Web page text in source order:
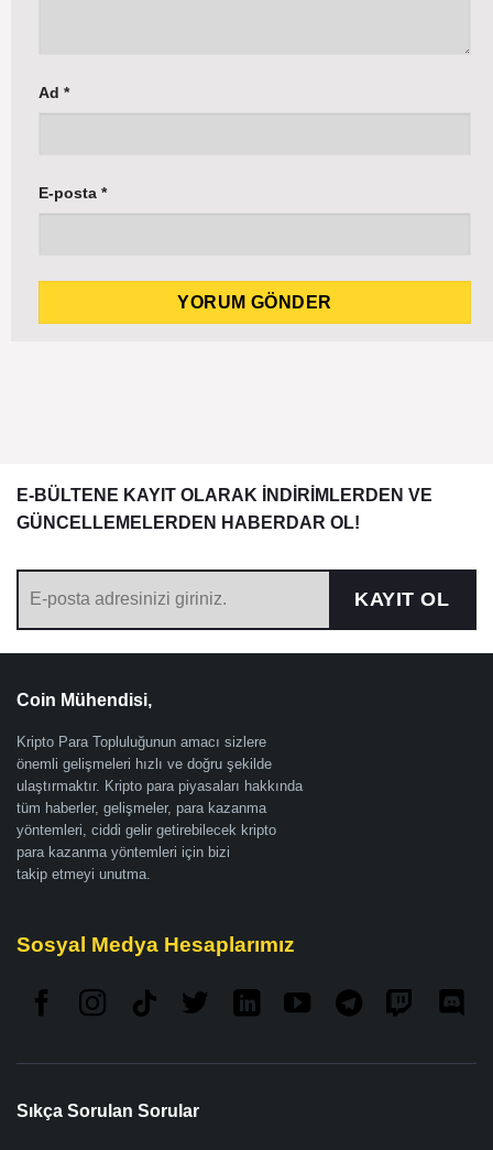
Ad *
E-posta *
E-BÜLTENE KAYIT OLARAK İNDİRİMLERDEN VE
GÜNCELLEMELERDEN HABERDAR OL!
KAYIT OL
Coin Mühendisi,
Kripto Para Topluluğunun amacı sizlere
önemli gelişmeleri hızlı ve doğru şekilde
ulaştırmaktır. Kripto para piyasaları hakkında
tüm haberler, gelişmeler, para kazanma
yöntemleri, ciddi gelir getirebilecek kripto
para kazanma yöntemleri için bizi
takip etmeyi unutma.
Sosyal Medya Hesaplarımız
Sıkça Sorulan Sorular